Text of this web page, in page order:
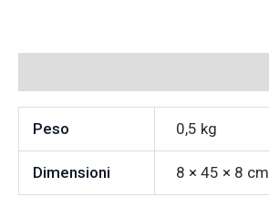
Peso 0,5 kg
Dimensioni 8 × 45 × 8 cm